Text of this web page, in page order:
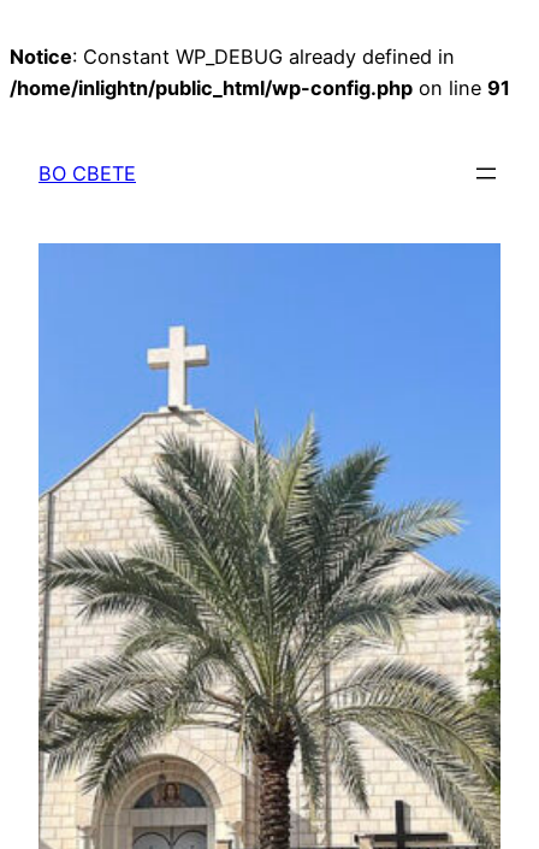
Notice: Constant WP_DEBUG already defined in
/home/inlightn/public_html/wp-config.php on line 91
содержимому
ВО СВЕТЕ